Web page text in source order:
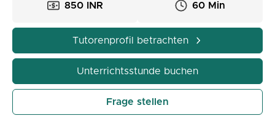
850 INR 60 Min
Tutorenprofil betrachten
Unterrichtsstunde buchen
Frage stellen